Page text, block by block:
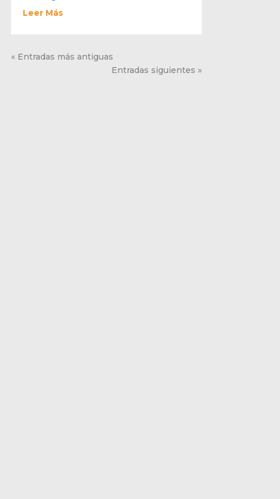
Leer Más
« Entradas más antiguas
Entradas siguientes »